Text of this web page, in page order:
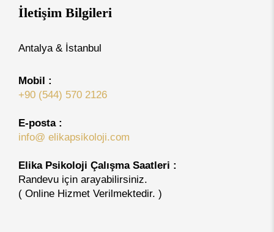
İletişim Bilgileri
Antalya & İstanbul
Mobil :
+90 (544) 570 2126
E-posta :
info@ elikapsikoloji.com
Elika Psikoloji Çalışma Saatleri :
Randevu için arayabilirsiniz.
( Online Hizmet Verilmektedir. )